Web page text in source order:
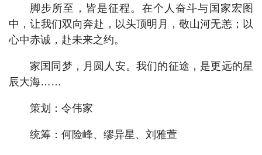
脚步所至，皆是征程。在个人奋斗与国家宏图
中，让我们双向奔赴，以头顶明月，敬山河无恙；以
心中赤诚，赴未来之约。
家国同梦，月圆人安。我们的征途，是更远的星
辰大海……
策划：令伟家
统筹：何险峰、缪异星、刘雅萱